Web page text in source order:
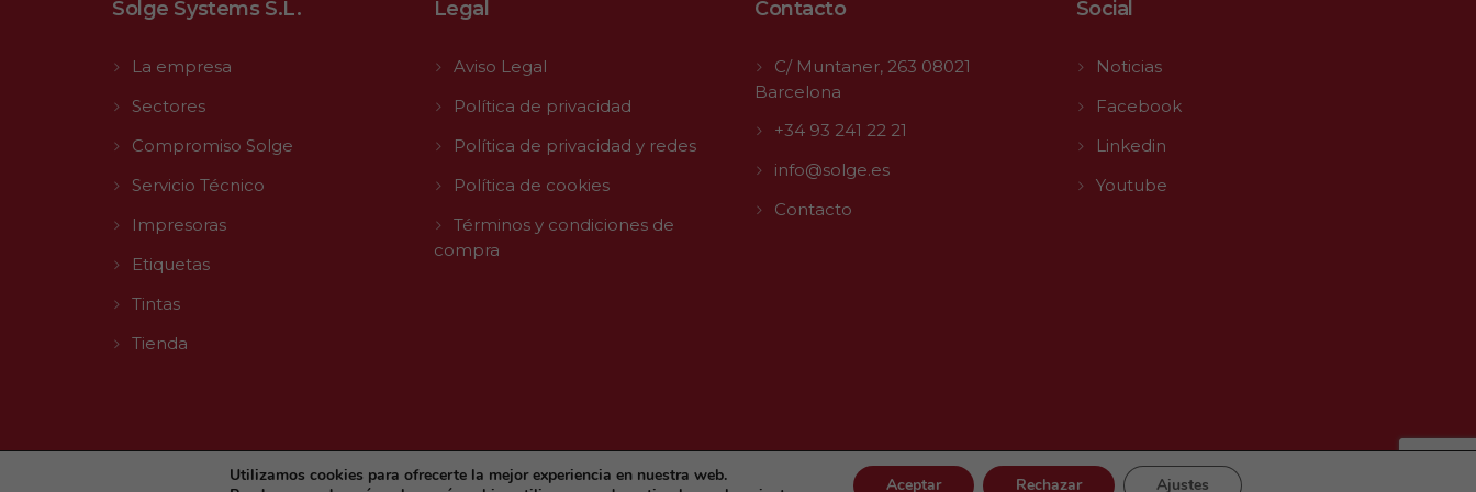
Solge Systems S.L.
La empresa
Sectores
Compromiso Solge
Servicio Técnico
Impresoras
Etiquetas
Tintas
Tienda
Legal
Aviso Legal
Política de privacidad
Política de privacidad y redes
Política de cookies
Términos y condiciones de
compra
Contacto
C/ Muntaner, 263 08021
Barcelona
+34 93 241 22 21
info@solge.es
Contacto
Social
Noticias
Facebook
Linkedin
Youtube
© 2026 Solge | Made with byAgencia Digital TLL MEDIA
Utilizamos cookies para ofrecerte la mejor experiencia en nuestra web.
Aceptar Rechazar Ajustes